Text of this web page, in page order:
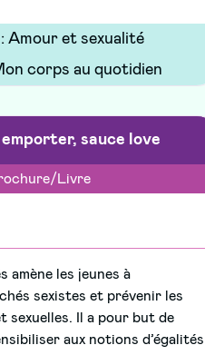
sauce love
Livre
amène les jeunes à
sexistes et prévenir les
sexuelles. Il a pour but de
aux notions d’égalités